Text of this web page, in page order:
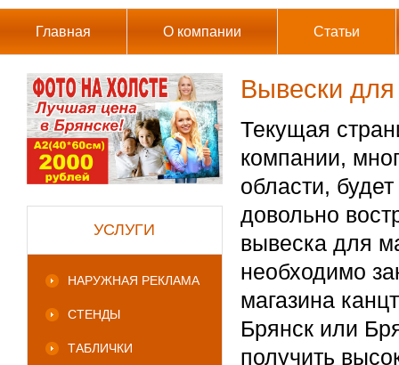
Главная О компании Статьи
УСЛУГИ
НАРУЖНАЯ РЕКЛАМА
СТЕНДЫ
ТАБЛИЧКИ
Вывески для
Текущая
компании,
области,
довольно
вывеска для
необходимо
магазина
Брянск или
получить